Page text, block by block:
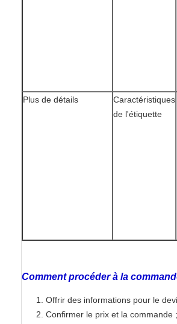
Plus de détails
Caractéristiques
de l'étiquette
Comment procéder à la
Offrir des informations pour le
Confirmer le prix et la commande ;